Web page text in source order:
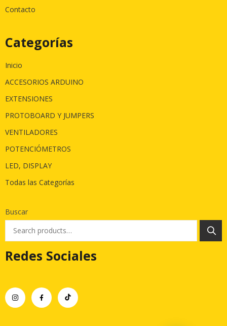
Contacto
Categorías
Inicio
ACCESORIOS ARDUINO
EXTENSIONES
PROTOBOARD Y JUMPERS
VENTILADORES
POTENCIÓMETROS
LED, DISPLAY
Todas las Categorías
Buscar
Redes Sociales